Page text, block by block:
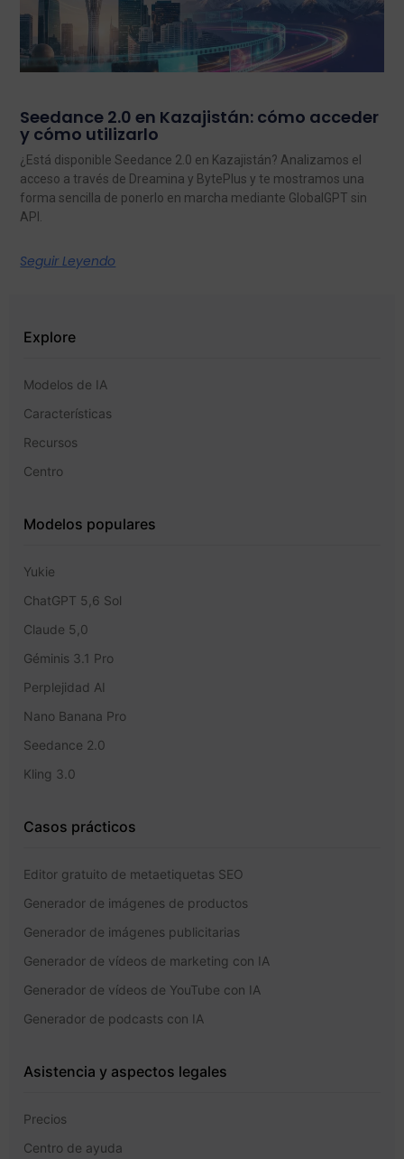
Seedance 2.0 en Kazajistán: cómo acceder
y cómo utilizarlo
¿Está disponible Seedance 2.0 en Kazajistán? Analizamos el
acceso a través de Dreamina y BytePlus y te mostramos una
forma sencilla de ponerlo en marcha mediante GlobalGPT sin
API.
Seguir Leyendo
Explore
Modelos de IA
Características
Recursos
Centro
Modelos populares
Yukie
ChatGPT 5,6 Sol
Claude 5,0
Géminis 3.1 Pro
Perplejidad AI
Nano Banana Pro
Seedance 2.0
Kling 3.0
Casos prácticos
Editor gratuito de metaetiquetas SEO
Generador de imágenes de productos
Generador de imágenes publicitarias
Generador de vídeos de marketing con IA
Generador de vídeos de YouTube con IA
Generador de podcasts con IA
Asistencia y aspectos legales
Precios
Centro de ayuda